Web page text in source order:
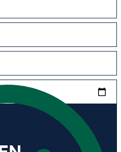
und Nutzung von Tracking-Daten des
Beratung, im Rahmen des
von Werbung zu. Erhoben werden
des Newsletters, Kategorie des